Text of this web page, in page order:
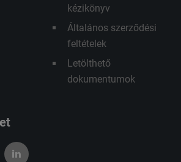
kézikönyv
Általános szerződési
feltételek
Letölthető
dokumentumok